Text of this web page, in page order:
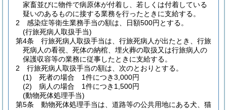
家畜並びに物件で病原体が付着し、若しくは付着している
疑いのあるものに接する業務を行ったときに支給する。
2
感染症等衛生業務手当の額は、日額500円とする。
(行旅死病人取扱手当)
第4条
行旅死病人取扱手当は、行旅死病人が出たとき、行旅
死病人の看視、死体の納棺、埋火葬の取扱又は行旅病人の
保護収容等の業務に従事したときに支給する。
2
行旅死病人取扱手当の額は、次のとおりとする。
(1)
死者の場合 1件につき3,000円
(2)
病人の場合 1件につき1,500円
(動物死体処理手当)
第5条
動物死体処理手当は、道路等の公共用地にある犬、猫